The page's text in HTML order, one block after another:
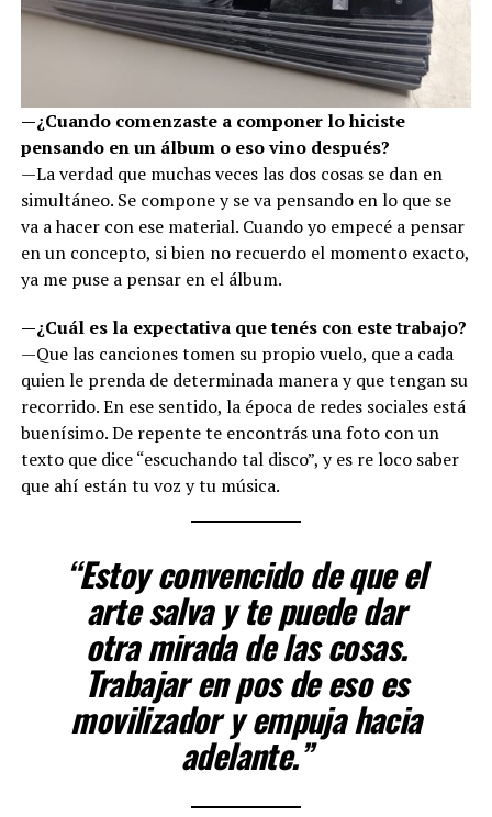
—¿Cuando comenzaste a componer lo hiciste
pensando en un álbum o eso vino después?
—La verdad que muchas veces las dos cosas se dan en
simultáneo. Se compone y se va pensando en lo que se
va a hacer con ese material. Cuando yo empecé a pensar
en un concepto, si bien no recuerdo el momento exacto,
ya me puse a pensar en el álbum.
—¿Cuál es la expectativa que tenés con este trabajo?
—Que las canciones tomen su propio vuelo, que a cada
quien le prenda de determinada manera y que tengan su
recorrido. En ese sentido, la época de redes sociales está
buenísimo. De repente te encontrás una foto con un
texto que dice “escuchando tal disco”, y es re loco saber
que ahí están tu voz y tu música.
“Estoy convencido de que el
arte salva y te puede dar
otra mirada de las cosas.
Trabajar en pos de eso es
movilizador y empuja hacia
adelante.”